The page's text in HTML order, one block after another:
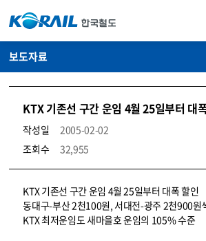
보도자료
KTX 기존선 구간 운임 4월 25일부터 대
작성일
2005-02-02
조회수
32,955
뉴스·홍보_보도자료 상세보기 – 내용, 파일, 담당자 연락처로 구성
KTX 기존선 구간 운임 4월 25일부터 대폭 할인
동대구-부산 2천100원, 서대전-광주 2천900원
KTX 최저운임도 새마을호 운임의 105% 수준